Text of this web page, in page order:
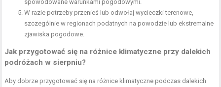
spowodowane warunkami pogodowymi.
W razie potrzeby przenieś lub odwołaj wycieczki terenowe,
szczególnie w regionach podatnych na powodzie lub ekstremalne
zjawiska pogodowe.
Jak przygotować się na różnice klimatyczne przy dalekich
podróżach w sierpniu?
Aby dobrze przygotować się na różnice klimatyczne podczas dalekich